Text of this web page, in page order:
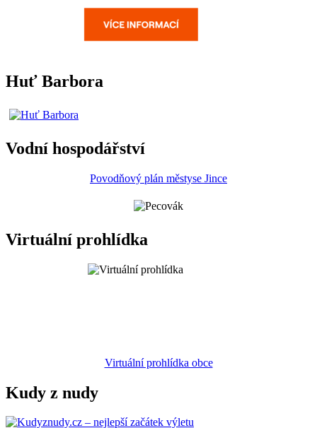
Huť Barbora
Vodní hospodářství
Povodňový plán městyse Jince
Virtuální prohlídka
Virtuální prohlídka obce
Kudy z nudy